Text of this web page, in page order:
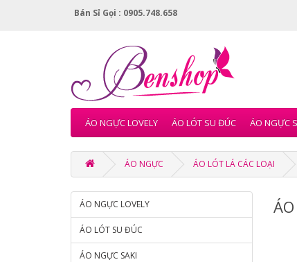
Bán Sỉ Gọi : 0905.748.658
ÁO NGỰC LOVELY ÁO LÓT SU ĐÚC ÁO NGỰC
ÁO NGỰC ÁO LÓT LÁ CÁC LOẠI
ÁO NGỰC LOVELY
ÁO LÓT SU ĐÚC
ÁO NGỰC SAKI